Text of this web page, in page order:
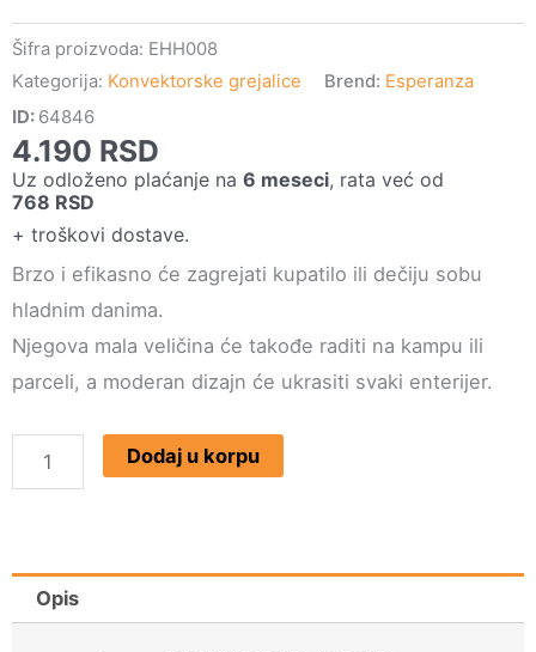
Šifra proizvoda: EHH008
Kategorija: Konvektorske grejalice Brend: Esperanza
ID: 64846
4.190 RSD
Uz odloženo plaćanje na 6 meseci, rata već od
768 RSD
+ troškovi dostave.
Brzo i efikasno će zagrejati kupatilo ili dečiju sobu
hladnim danima.
Njegova mala veličina će takođe raditi na kampu ili
parceli, a moderan dizajn će ukrasiti svaki enterijer.
ESPERANZA
EHH008
750/1250/2000W
količina
Dodaj u korpu
Opis